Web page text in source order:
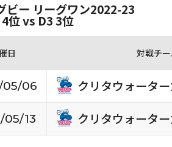
ビー リーグワン2022-23
位 vs D3 3位
日 対戦チ
05/06
クリタウォータ
05/13 クリタウォータ